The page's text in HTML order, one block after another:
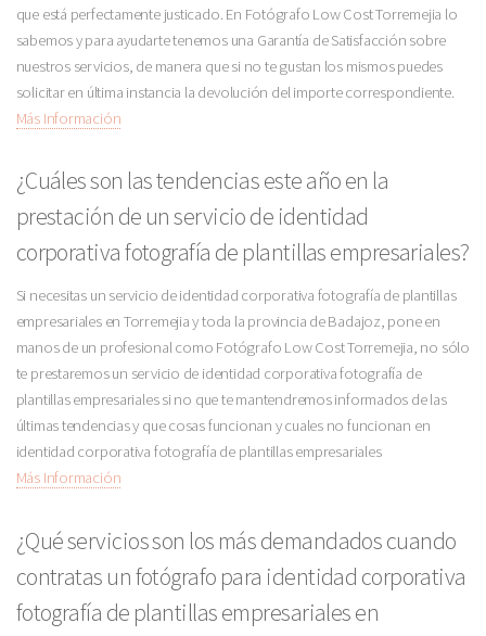
que está perfectamente justicado. En Fotógrafo Low Cost Torremejia lo
sabemos y para ayudarte tenemos una Garantía de Satisfacción sobre
nuestros servicios, de manera que si no te gustan los mismos puedes
solicitar en última instancia la devolución del importe correspondiente.
Más Información
¿Cuáles son las tendencias este año en la
prestación de un servicio de identidad
corporativa fotografía de plantillas empresariales?
Si necesitas un servicio de identidad corporativa fotografía de plantillas
empresariales en Torremejia y toda la provincia de Badajoz, pone en
manos de un profesional como Fotógrafo Low Cost Torremejia, no sólo
te prestaremos un servicio de identidad corporativa fotografía de
plantillas empresariales si no que te mantendremos informados de las
últimas tendencias y que cosas funcionan y cuales no funcionan en
identidad corporativa fotografía de plantillas empresariales
Más Información
¿Qué servicios son los más demandados cuando
contratas un fotógrafo para identidad corporativa
fotografía de plantillas empresariales en